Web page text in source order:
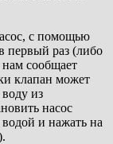
с помощью
первый раз (либо
сообщает
клапан может
воду из
насос
водой и нажать на